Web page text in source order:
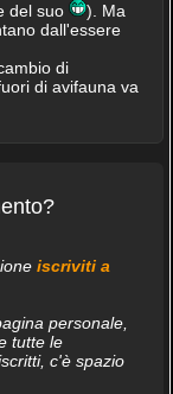
del suo
). Ma
dall'essere
di
di avifauna va
iscriviti a
personale,
tutte le
c'è spazio